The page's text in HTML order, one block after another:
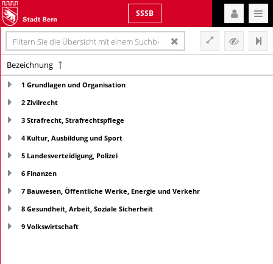
SSSB
Bezeichnung
1 Grundlagen und Organisation
2 Zivilrecht
3 Strafrecht, Strafrechtspflege
4 Kultur, Ausbildung und Sport
5 Landesverteidigung, Polizei
6 Finanzen
7 Bauwesen, Öffentliche Werke, Energie und Verkehr
8 Gesundheit, Arbeit, Soziale Sicherheit
9 Volkswirtschaft